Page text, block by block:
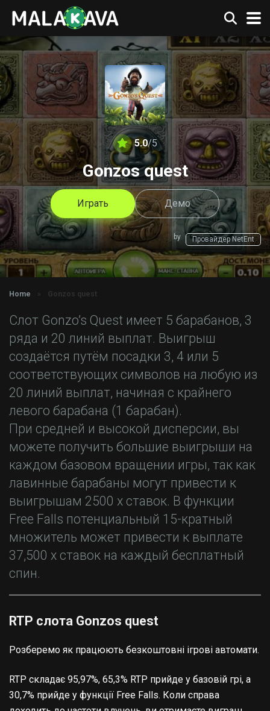
5.0/5
Gonzos quest
Играть Демо
by Провайдер NetEnt
Home » Gonzos quest
Слот Gonzo’s Quest имеет 5 барабанов, 3
ряда и 20 линий выплат. Выигрыш
создаётся путём посадки 3, 4 или 5
соответствующих символов на любую из
20 линий выплат, начиная с крайнего
левого барабана (1 барабан).
При средней и высокой дисперсии, вы
можете получить большие выигрыши на
каждом базовом вращении игры, так как
лавинные барабаны могут привести к
выигрышам 2500 х ставок. В функции
Free Falls потенциальный 15-кратный
множитель может привести к выплате
37,500 х ставок на каждый бесплатный
спин.
RTP слота Gonzos quest
Розберемо як працюють безкоштовні ігрові автомати.
RTP складає 95,97%, 65,3% RTP прийде у базовій грі, а
30,7% прийде у функції Free Falls. Коли справа